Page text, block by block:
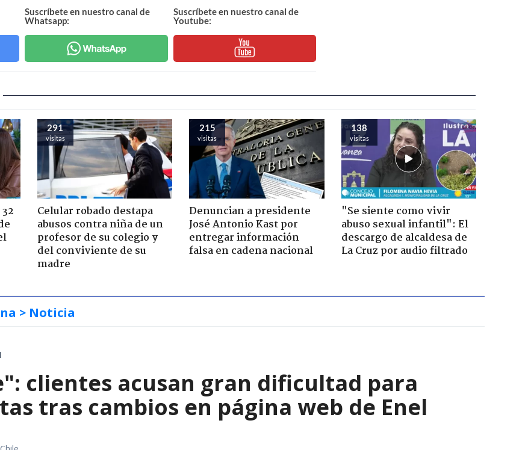
Suscríbete en nuestro canal de
Whatsapp:
Suscríbete en nuestro canal de
Youtube:
291
visitas
Celular robado destapa
abusos contra niña de un
profesor de su colegio y
del conviviente de su
madre
215
visitas
Denuncian a presidente
José Antonio Kast por
entregar información
falsa en cadena nacional
138
visitas
"Se siente como vivir
abuso sexual infantil": El
descargo de alcaldesa de
La Cruz por audio filtrado
> Noticia
clientes acusan gran dificultad para
tras cambios en página web de Enel